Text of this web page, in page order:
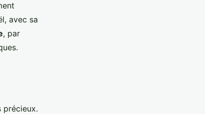
avec sa
, par
précieux.